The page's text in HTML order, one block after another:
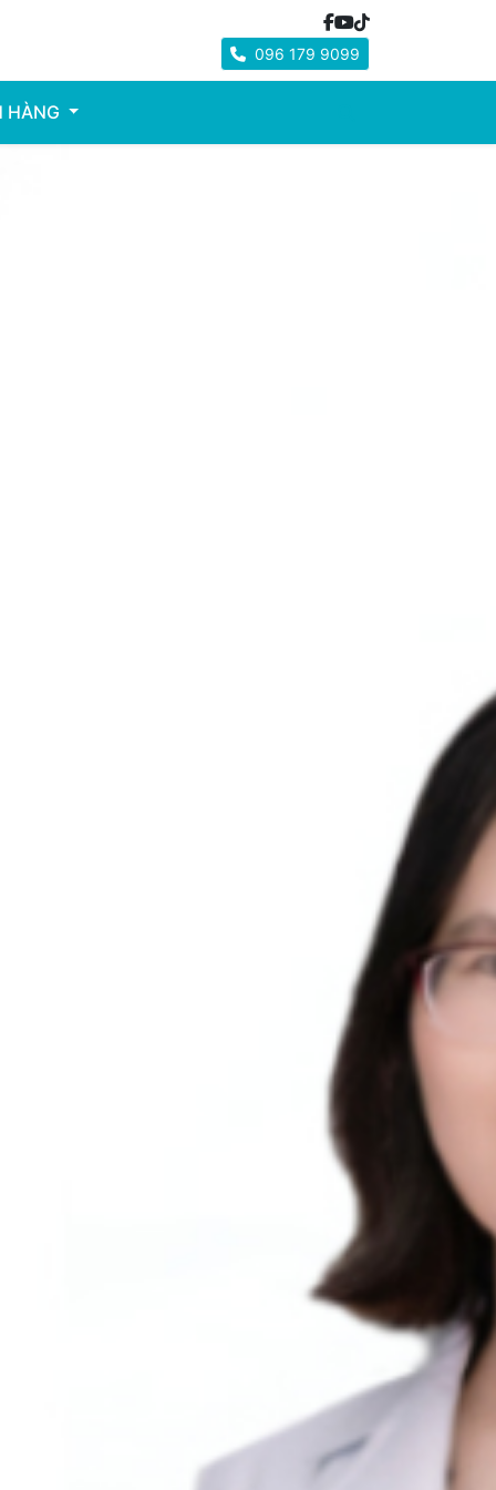
096 179 9099
HÀNG